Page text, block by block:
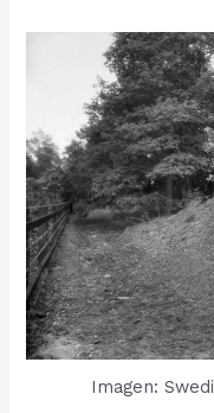
Imagen: